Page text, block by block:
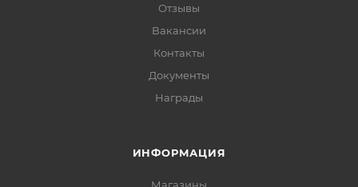
Отзывы
Вакансии
Контакты
Документы
Награды
ИНФОРМАЦИЯ
Магазины